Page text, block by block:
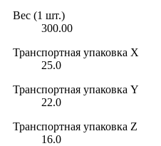
Вес (1 шт.)
300.00
Транспортная упаковка X
25.0
Транспортная упаковка Y
22.0
Транспортная упаковка Z
16.0